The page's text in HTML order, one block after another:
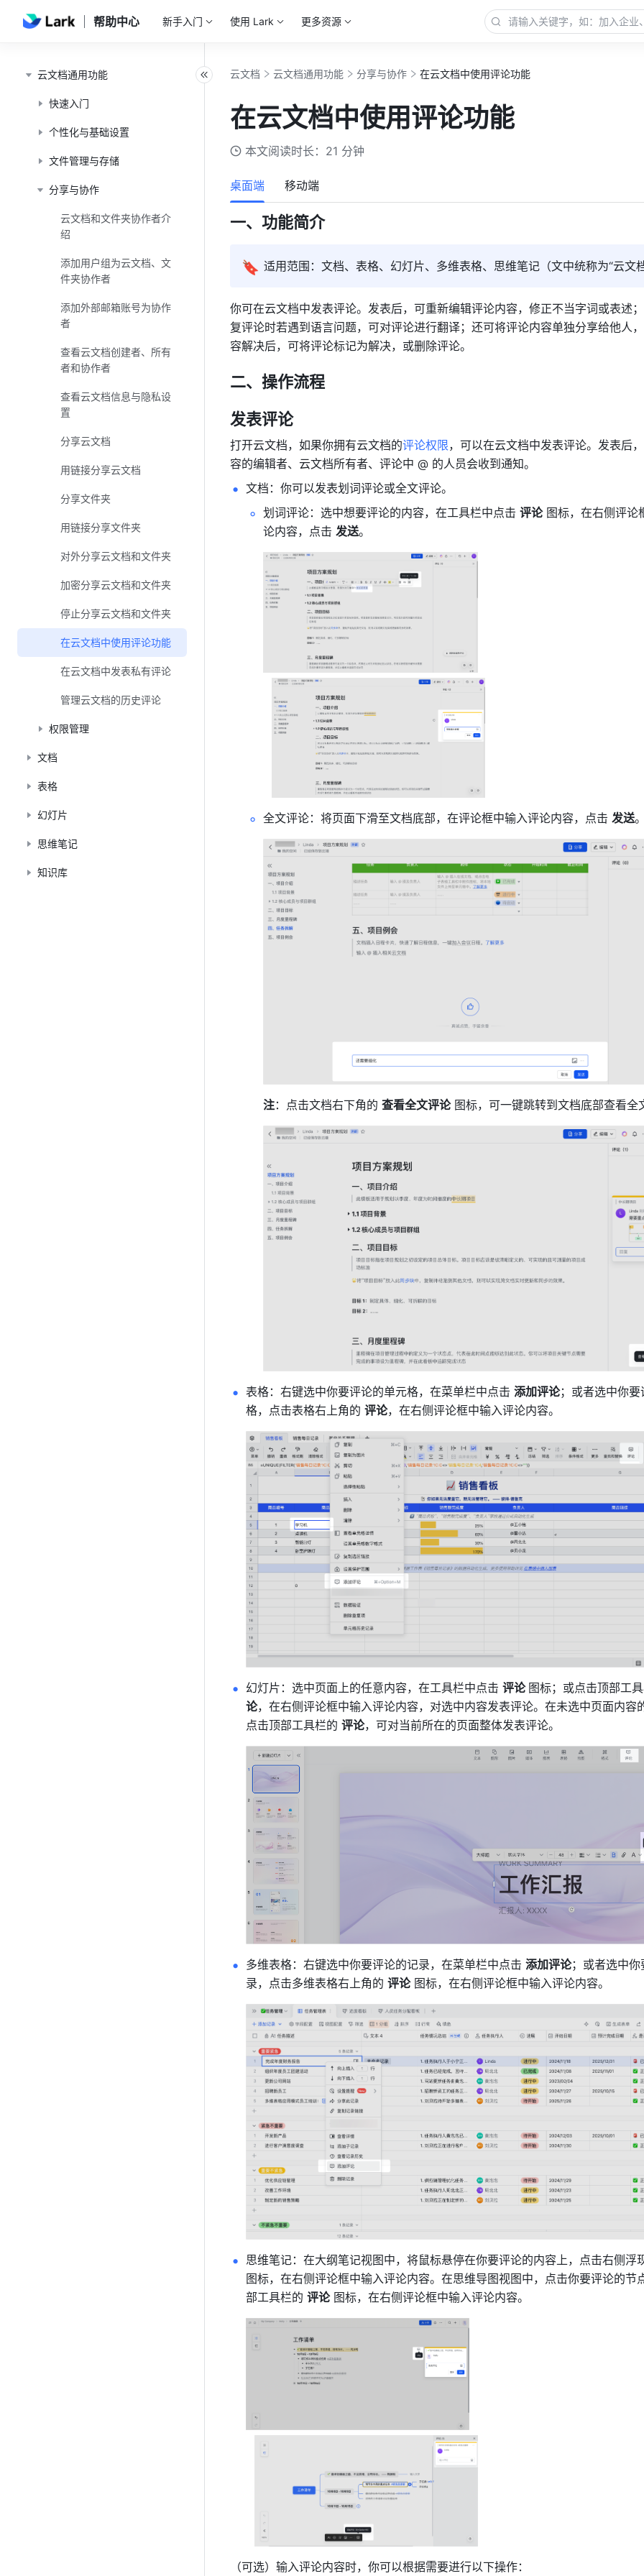
帮助中心 新手入门 使用 Lark 更多资源
云文档通用功能
快速入门
个性化与基础设置
文件管理与存储
分享与协作
云文档和文件夹协作者介
绍
添加用户组为云文档、文
件夹协作者
添加外部邮箱账号为协作
者
查看云文档创建者、所有
者和协作者
查看云文档信息与隐私设
置
分享云文档
用链接分享云文档
分享文件夹
用链接分享文件夹
对外分享云文档和文件夹
加密分享云文档和文件夹
停止分享云文档和文件夹
在云文档中使用评论功能
在云文档中发表私有评论
管理云文档的历史评论
权限管理
文档
表格
幻灯片
思维笔记
知识库
云文档 云文档通用功能 分享与协作 在云文档中使用评论功能
在云文档中使用评论功能
本文阅读时长：21 分钟
桌面端 移动端
一、功能简介
🔖 适用范围：文档、表格、幻灯片、多维表格、思维笔记（文中统称为“云文
你可在云文档中发表评论。发表后，可重新编辑评论内容，修正不当字词或表述
复评论时若遇到语言问题，可对评论进行翻译；还可将评论内容单独分享给他人
容解决后，可将评论标记为解决，或删除评论。
二、操作流程
发表评论
打开云文档，如果你拥有云文档的评论权限，可以在云文档中发表评论。发表后
容的编辑者、云文档所有者、评论中 @ 的人员会收到通知。
文档：你可以发表划词评论或全文评论。
划词评论：选中想要评论的内容，在工具栏中点击 评论 图标，在右侧评论
论内容，点击 发送。
全文评论：将页面下滑至文档底部，在评论框中输入评论内容，点击 发送
注：点击文档右下角的 查看全文评论 图标，可一键跳转到文档底部查看全
表格：右键选中你要评论的单元格，在菜单栏中点击 添加评论；或者选中你要
格，点击表格右上角的 评论，在右侧评论框中输入评论内容。
幻灯片：选中页面上的任意内容，在工具栏中点击 评论 图标；或点击顶部工
论，在右侧评论框中输入评论内容，对选中内容发表评论。在未选中页面内容
点击顶部工具栏的 评论，可对当前所在的页面整体发表评论。
多维表格：右键选中你要评论的记录，在菜单栏中点击 添加评论；或者选中你
录，点击多维表格右上角的 评论 图标，在右侧评论框中输入评论内容。
思维笔记：在大纲笔记视图中，将鼠标悬停在你要评论的内容上，点击右侧浮
图标，在右侧评论框中输入评论内容。在思维导图视图中，点击你要评论的节
部工具栏的 评论 图标，在右侧评论框中输入评论内容。
（可选）输入评论内容时，你可以根据需要进行以下操作：